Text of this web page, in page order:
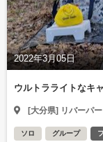
2022年3月05日
ウルトラライトなキ
[大分県] リバーパ
ソロ グループ